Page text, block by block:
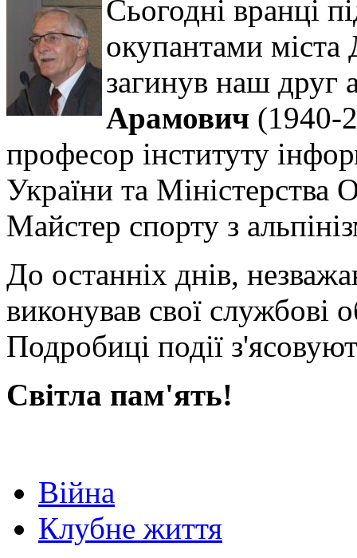
Сьогодні вранці
окупантами міста
загинув наш друг
Арамович (1940-
професор інституту
України та Міністерства
Майстер спорту з
До останніх днів,
виконував свої службові
Подробиці події
Світла пам'ять!
Війна
Клубне життя